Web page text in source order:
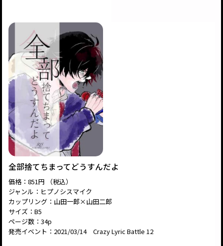
全部捨てちまってどうすんだよ
価格：851円 （税込）
ジャンル：ヒプノシスマイク
カップリング：山田一郎×山田二郎
サイズ：B5
ページ数：34p
発売イベント：2021/03/14 Crazy Lyric Battle 12